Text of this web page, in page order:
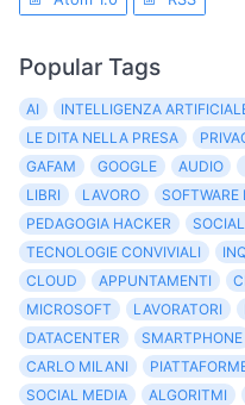
Popular Tags
AI INTELLIGENZA
LE DITA NELLA PRESA
GAFAM
GOOGLE AUDIO
LIBRI
LAVORO SOFTWARE
PEDAGOGIA HACKER
TECNOLOGIE CONVIVIALI
CLOUD
APPUNTAMENTI
MICROSOFT
LAVORATORI
DATACENTER
SMARTPHONE
CARLO MILANI
SOCIAL MEDIA
ALGORITMI